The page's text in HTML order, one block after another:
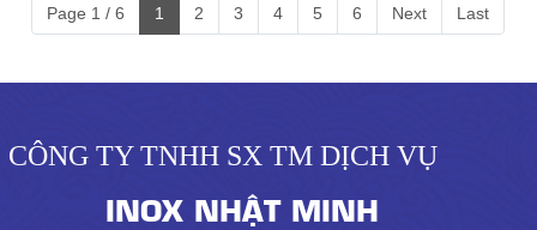
Page 1 / 6 1 2 3 4 5 6 Next Last
CÔNG TY TNHH SX TM DỊCH VỤ
INOX NHẬT MINH